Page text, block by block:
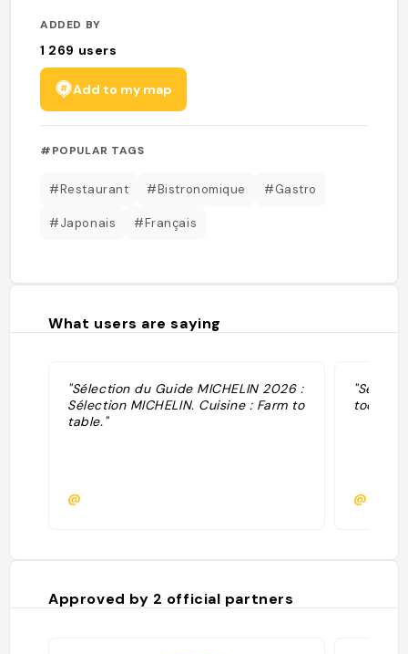
ADDED BY
1 269 users
Add to my map
#POPULAR TAGS
#Restaurant #Bistronomique #Gastro
#Japonais #Français
What users are saying
"Sélection du Guide MICHELIN 2026 :
Sélection MICHELIN. Cuisine : Farm to
table."
@
toques
@
Approved by 2 official partners